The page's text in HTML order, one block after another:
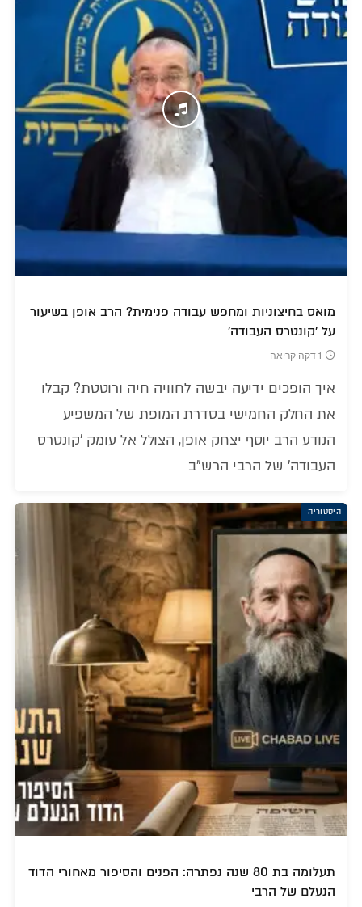
מואס בחיצוניות ומחפש עבודה פנימית? הרב אופן בשיעור
על 'קונטרס העבודה'
1 דקה קריאה
איך הופכים ידיעה יבשה לחוויה חיה ורוטטת? קבלו
את החלק החמישי בסדרת המופת של המשפיע
הנודע הרב יוסף יצחק אופן, הצולל אל עומק 'קונטרס
העבודה' של הרבי הרש"ב
היסטוריה
תעלומה בת 80 שנה נפתרה: הפנים והסיפור מאחורי הדוד
הנעלם של הרבי